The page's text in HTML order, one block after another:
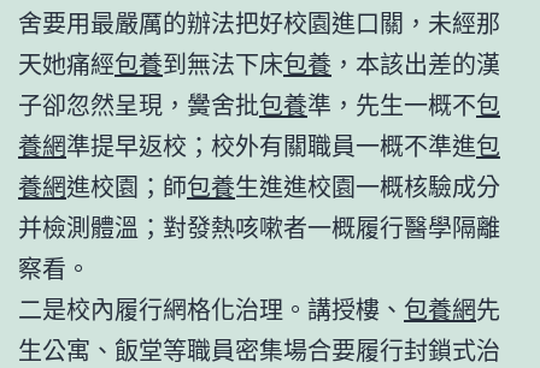
舍要用最嚴厲的辦法把好校園進口關，未經那
天她痛經包養到無法下床包養 ，本該出差的漢
子卻忽然呈現，黌舍批包養準，先生一概不包
養網準提早返校；校外有關職員一概不準進包
養網進校園；師包養生進進校園一概核驗成分
并檢測體溫；對發熱咳嗽者一概履行醫學隔離
察看。
二是校內履行網格化治理。講授樓、 包養網先
生公寓、飯堂等職員密集場合要履行封鎖式治